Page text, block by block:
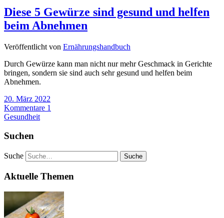
Diese 5 Gewürze sind gesund und helfen
beim Abnehmen
Veröffentlicht von Ernährungshandbuch
Durch Gewürze kann man nicht nur mehr Geschmack in Gerichte
bringen, sondern sie sind auch sehr gesund und helfen beim
Abnehmen.
20. März 2022
Kommentare 1
Gesundheit
Suchen
Suche
Aktuelle Themen